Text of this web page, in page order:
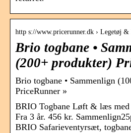
http s://www.pricerunner.dk › Legetøj &
Brio togbane •
(200+ produkter)
Brio togbane • Sammenlign
PriceRunner »
BRIO Togbane Løft & læs med
Fra 3 år. 456 kr.
BRIO Safarieventyrsæt,